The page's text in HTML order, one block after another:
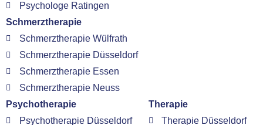
Psychologe Ratingen
Schmerztherapie
Schmerztherapie Wülfrath
Schmerztherapie Düsseldorf
Schmerztherapie Essen
Schmerztherapie Neuss
Psychotherapie
Psychotherapie Düsseldorf
Therapie
Therapie Düsseldorf